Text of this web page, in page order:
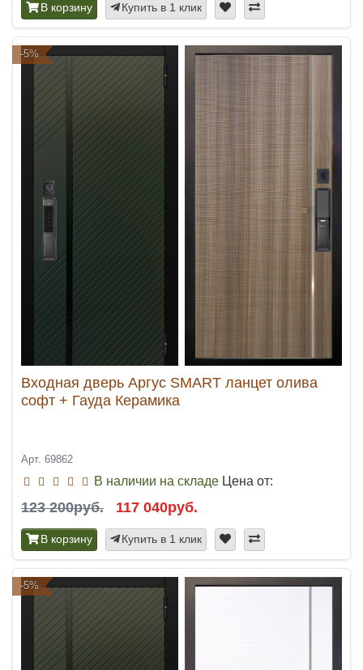
В корзину Купить в 1 клик
-5%
Входная дверь Аргус SMART ланцет олива
софт + Гауда Керамика
Арт. 69862
В наличии на складе Цена от:
123 200руб. 117 040руб.
В корзину Купить в 1 клик
-5%